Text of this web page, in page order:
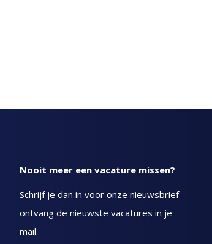
Nooit meer een vacature missen?
Schrijf je dan in voor onze nieuwsbrief
ontvang de nieuwste vacatures in je
mail.